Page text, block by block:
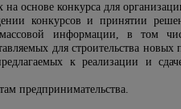
основе конкурса для
конкурсов и принятии
информации, в том
для строительства новых
к реализации и
предпринимательства.